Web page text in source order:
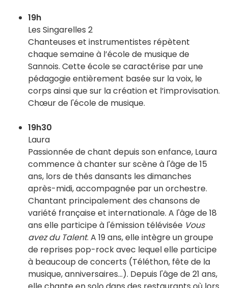
19h
Les Singarelles 2
Chanteuses et instrumentistes répètent
chaque semaine à l’école de musique de
Sannois. Cette école se caractérise par une
pédagogie entièrement basée sur la voix, le
corps ainsi que sur la création et l’improvisation.
Chœur de l'école de musique.
19h30
Laura
Passionnée de chant depuis son enfance, Laura
commence à chanter sur scène à l'âge de 15
ans, lors de thés dansants les dimanches
après-midi, accompagnée par un orchestre.
Chantant principalement des chansons de
variété française et internationale. A l'âge de 18
ans elle participe à l'émission télévisée Vous
avez du Talent. A 19 ans, elle intègre un groupe
de reprises pop-rock avec lequel elle participe
à beaucoup de concerts (Téléthon, fête de la
musique, anniversaires...). Depuis l'âge de 21 ans,